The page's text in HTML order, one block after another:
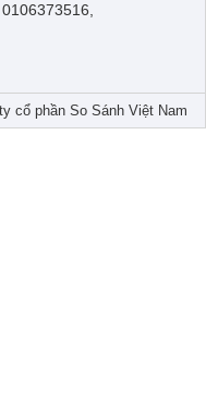
cổ phần So Sánh Việt Nam